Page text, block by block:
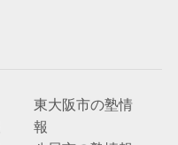
東大阪市の塾情
報